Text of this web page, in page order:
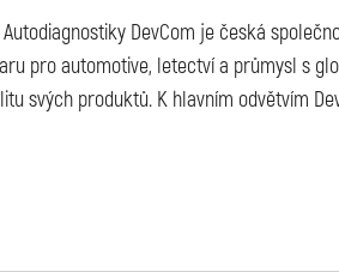
DevCom je česká
pro automotive, letectví a průmysl s
svých produktů. K hlavním odvětvím